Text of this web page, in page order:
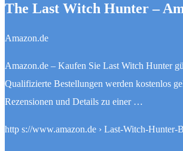
The Last Witch Hunter –
Amazon.de
Amazon.de – Kaufen Sie Last Witch Hunter
Qualifizierte Bestellungen werden kostenlos
Rezensionen und Details zu einer …
http s://www.amazon.de › Last-Witch-Hunter-